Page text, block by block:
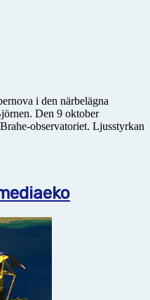
i den närbelägna
Den 9 oktober
observatoriet. Ljusstyrkan